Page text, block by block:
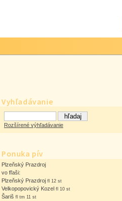
Vyhľadávanie
Rozšírené výhľadávanie
Ponuka pív
Plzeňský Prazdroj
vo fľaši:
Plzeňský Prazdroj fl 12 st
Velkopopovický Kozel fl 10 st
Šariš fl tm 11 st